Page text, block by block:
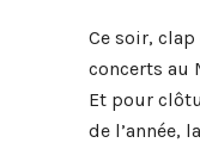
Ce soir,
concerts au
Et pour
de l’année,